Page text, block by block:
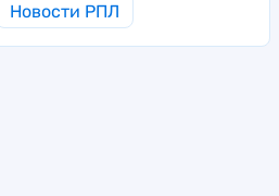
Новости РПЛ